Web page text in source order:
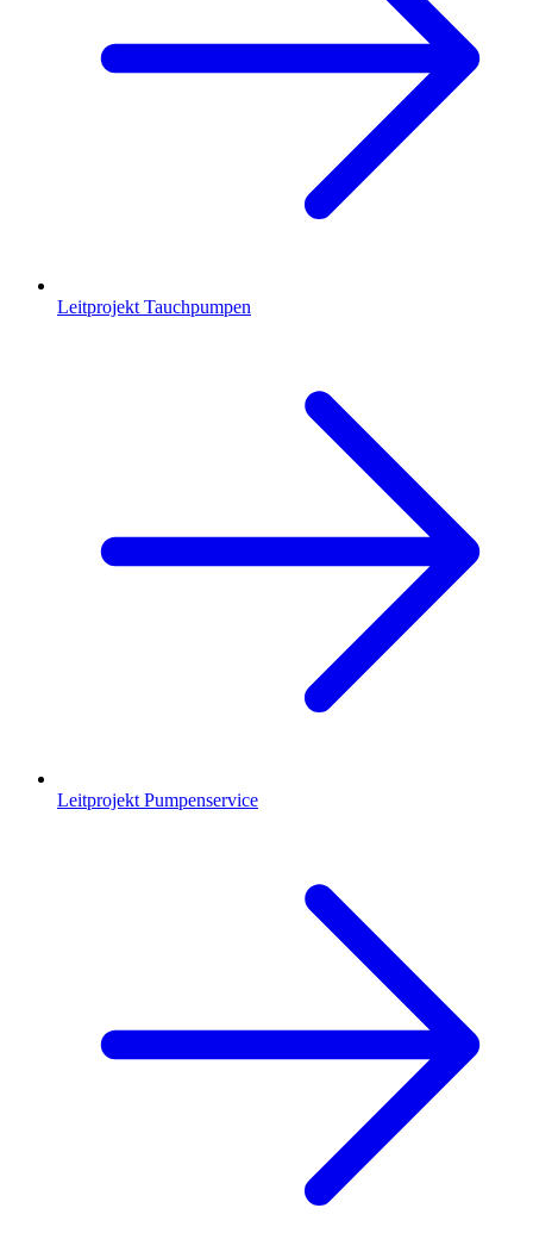
Leitprojekt Tauchpumpen
Leitprojekt Pumpenservice